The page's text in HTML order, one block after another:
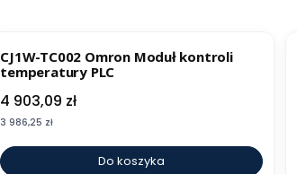
CJ1W-TC002 Omron Moduł kontroli
temperatury PLC
Cena
4 903,09 zł
Cena
3 986,25 zł
Do koszyka